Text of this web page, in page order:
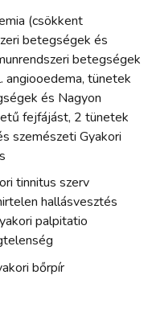
(csökkent
betegségek és
betegségek
angiooedema, tünetek
és Nagyon
fejfájást, 2 tünetek
szemészeti Gyakori
tinnitus szerv
hallásvesztés
palpitatio
bőrpír